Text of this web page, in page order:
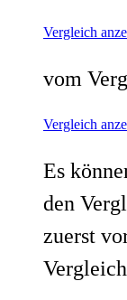
Vergleich
vom
Vergleich
Es
den
zuerst